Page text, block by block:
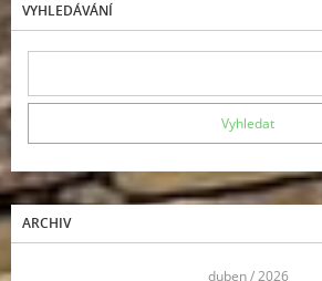
VYHLEDÁVÁNÍ
ARCHIV
duben / 2026